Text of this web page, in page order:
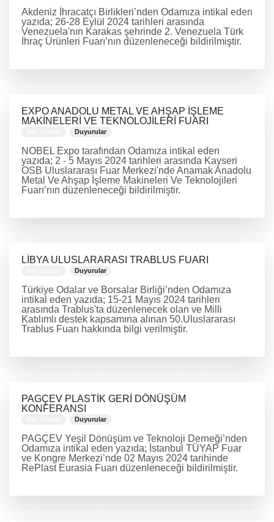
Akdeniz İhracatçı Birlikleri’nden Odamıza intikal eden
yazıda; 26-28 Eylül 2024 tarihleri arasında
Venezuela'nın Karakas şehrinde 2. Venezuela Türk
İhraç Ürünleri Fuarı’nın düzenleneceği bildirilmiştir.
EXPO ANADOLU METAL VE AHŞAP İŞLEME
MAKİNELERİ VE TEKNOLOJİLERİ FUARI
Duyurular
NOBEL Expo tarafından Odamıza intikal eden
yazıda; 2 - 5 Mayıs 2024 tarihleri arasında Kayseri
OSB Uluslararası Fuar Merkezi'nde Anamak Anadolu
Metal Ve Ahşap İşleme Makineleri Ve Teknolojileri
Fuarı’nın düzenleneceği bildirilmiştir.
LİBYA ULUSLARARASI TRABLUS FUARI
Duyurular
Türkiye Odalar ve Borsalar Birliği’nden Odamıza
intikal eden yazıda; 15-21 Mayıs 2024 tarihleri
arasında Trablus'ta düzenlenecek olan ve Milli
Katılımlı destek kapsamına alınan 50.Uluslararası
Trablus Fuarı hakkında bilgi verilmiştir.
PAGÇEV PLASTİK GERİ DÖNÜŞÜM
KONFERANSI
Duyurular
PAGÇEV Yeşil Dönüşüm ve Teknoloji Derneği’nden
Odamıza intikal eden yazıda; İstanbul TÜYAP Fuar
ve Kongre Merkezi’nde 02 Mayıs 2024 tarihinde
RePlast Eurasia Fuarı düzenleneceği bildirilmiştir.